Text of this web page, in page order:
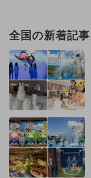
全国の新着記事